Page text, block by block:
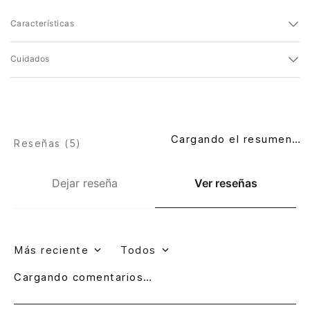
Características
Cuidados
Dejar reseña Ver reseñas
Reseñas (5) Cargando el resumen…
Más reciente Todos
Cargando comentarios…